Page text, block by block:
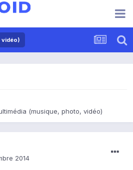
vidéo)
(musique, photo, vidéo)
2014